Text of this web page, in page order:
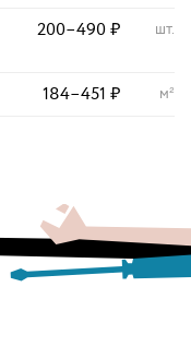
200–490₽ шт.
184–451 ₽ м²